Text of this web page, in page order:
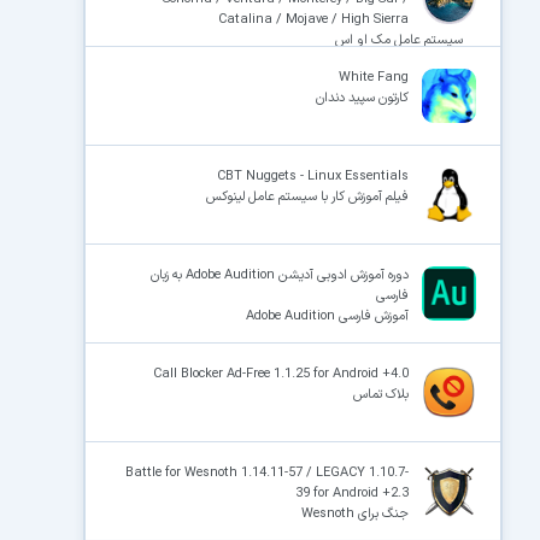
Catalina / Mojave / High Sierra
سیستم عامل مک او اس
White Fang
کارتون سپید دندان
CBT Nuggets - Linux Essentials
فیلم آموزش کار با سیستم عامل لینوکس
دوره آموزش ادوبی آدیشن Adobe Audition به زبان
فارسی
آموزش فارسی Adobe Audition
Call Blocker Ad-Free 1.1.25 for Android +4.0
بلاک تماس
Battle for Wesnoth 1.14.11-57 / LEGACY 1.10.7-
39 for Android +2.3
جنگ برای Wesnoth